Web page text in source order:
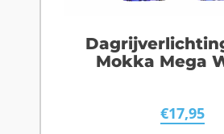
Mokka Mega
€17,95